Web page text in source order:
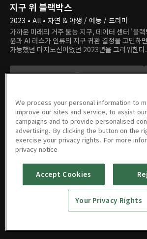
지구 위 블랙박스
2023 • All • 자연 & 야생 / 예능 / 드라마
가까운 미래의 거주 불능 지구, 데이터 센터 '블
윤과 AI 러스가 인류의 지구 귀환 결정을 고민하
가능했던 마지노선이었던 2023년을 그리워한
지를 전달하는 다큐멘터리 시리즈.
에피소드
10/16/2023 • 1시간 5분
3회 4회
We process your personal information to
improve our sites and service, to assist
campaigns and to provide personalised
advertising. By clicking the button on the
exercise your privacy rights. For more
privacy notice
Accept Cookies
Your Privacy Rights